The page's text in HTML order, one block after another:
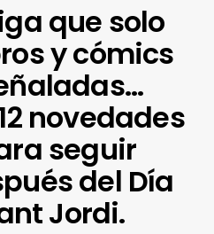
que solo
y cómics
novedades
seguir
del Día
Jordi.